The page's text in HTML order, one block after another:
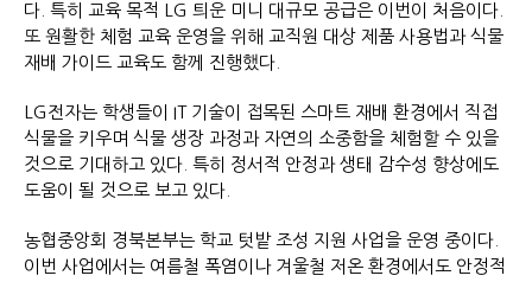
다. 특히 교육 목적 LG 틔운 미니 대규모 공급은 이번이 처음이다.
또 원활한 체험 교육 운영을 위해 교직원 대상 제품 사용법과 식물
재배 가이드 교육도 함께 진행했다.
LG전자는 학생들이 IT 기술이 접목된 스마트 재배 환경에서 직접
식물을 키우며 식물 생장 과정과 자연의 소중함을 체험할 수 있을
것으로 기대하고 있다. 특히 정서적 안정과 생태 감수성 향상에도
도움이 될 것으로 보고 있다.
농협중앙회 경북본부는 학교 텃밭 조성 지원 사업을 운영 중이다.
이번 사업에서는 여름철 폭염이나 겨울철 저온 환경에서도 안정적